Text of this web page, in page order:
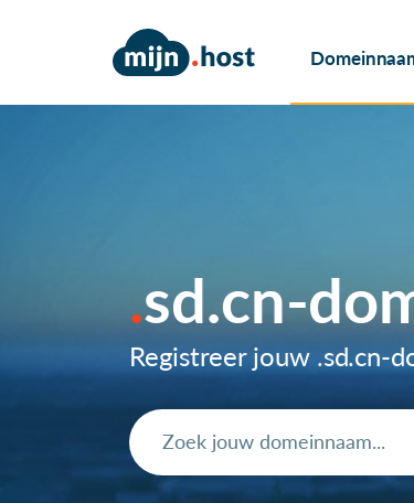
sd.cn-
Registreer jouw .sd.cn-